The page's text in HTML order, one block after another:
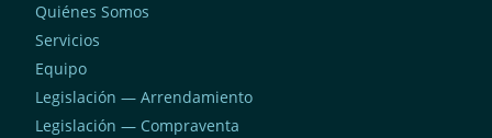
Quiénes Somos
Servicios
Equipo
Legislación — Arrendamiento
Legislación — Compraventa